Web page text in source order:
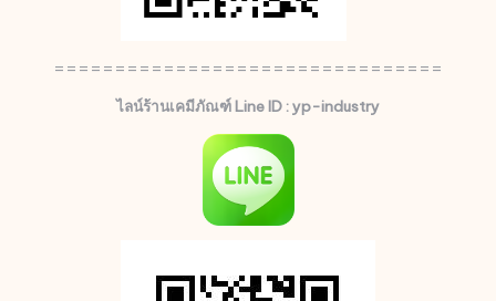
================================
ไลน์ร้านเคมีภัณฑ์ Line ID : yp-industry